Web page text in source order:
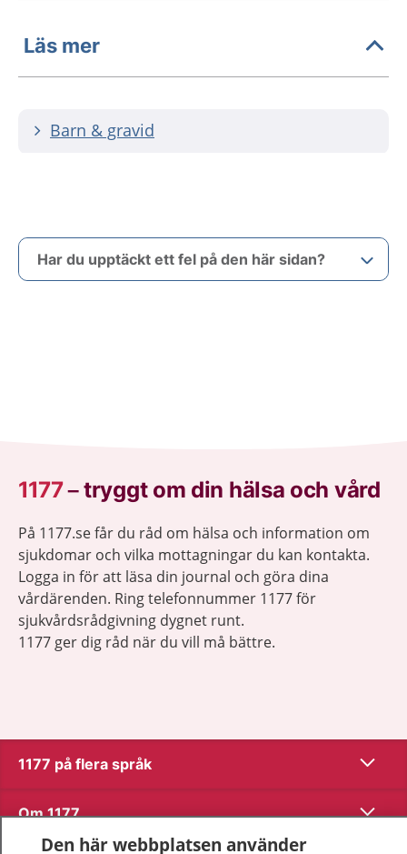
Läs mer
Barn & gravid
Har du upptäckt ett fel på den här sidan?
1177–tryggt om din hälsa och vård
På 1177.se får du råd om hälsa och information om
sjukdomar och vilka mottagningar du kan kontakta.
Logga in för att läsa din journal och göra dina
vårdärenden. Ring telefonnummer 1177 för
sjukvårdsrådgivning dygnet runt.
1177 ger dig råd när du vill må bättre.
1177 på flera språk Visa
Om 1177 Visa
Den här webbplatsen använder